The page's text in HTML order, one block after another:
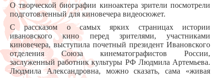
О творческой биографии киноактера зрители посмотрели
подготовленный для киновечера видеосюжет.
С рассказом о самых ярких страницах истории
ивановского кино перед зрителями, участниками
киновечера, выступила почетный президент Ивановского
отделения Союза кинематографистов России,
заслуженный работник культуры РФ Людмила Артемьева.
Людмила Александровна, можно сказать, сама «живая